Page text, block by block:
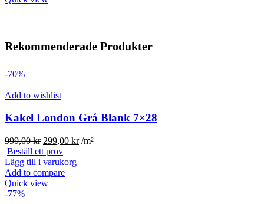
Rekommenderade Produkter
-70%
Add to wishlist
Kakel London Grå Blank 7×28
999,00kr Det
ursprungliga
priset
var:
999,00 kr.
299,00 krDet
/m²
Beställ ett prov
Lägg till i varukorg
Add to compare
Quick view
-77%